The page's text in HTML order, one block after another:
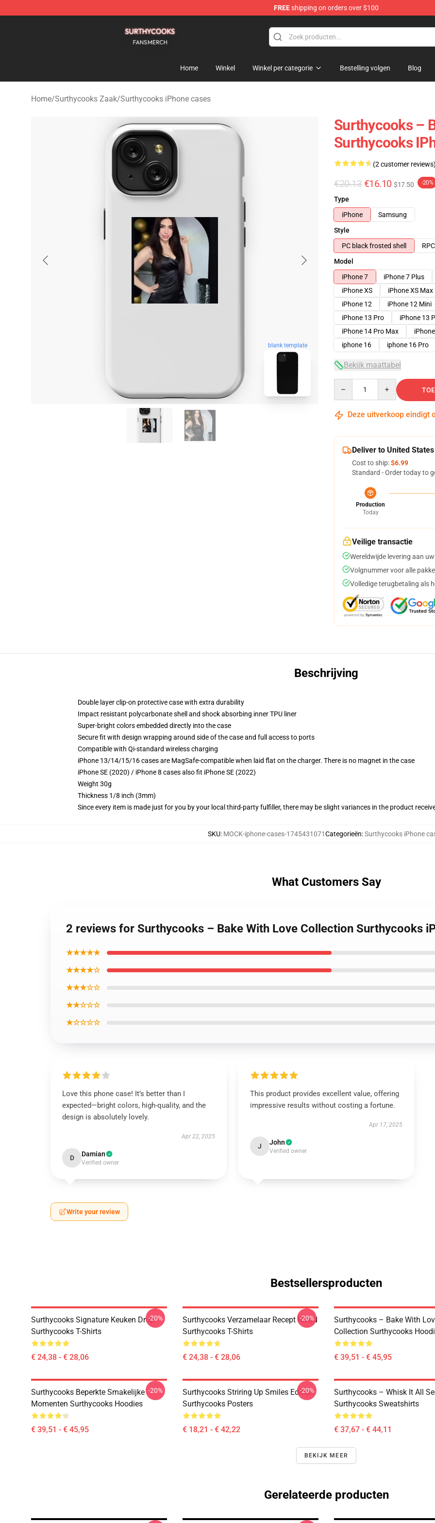
FREEshipping on orders over $100
Home Winkel Winkel per categorie Bestelling volgen Blog
Home/Surthycooks Zaak/Surthycooks iPhone cases
blank template
Surthycooks –
Surthycooks
(2 customer reviews)
€20.13 €16.10 $17.50 -20%
Type
iPhone
Samsung
Style
PC black frosted shell
Model
iPhone 7
iPhone 7 Plus
iPhone XS
iPhone XS Max
iPhone 12
iPhone 12 Mini
iPhone 13 Pro
iPhone 13
iPhone 14 Pro Max
iphone 16
iphone 16 Pro
Bekijk maattabel
Deze uitverkoop eindigt
Deliver to United States
Cost to ship:$6.99
Standard - Order today to
Production
Today
Veilige transactie
Wereldwijde levering aan
Volgnummer voor alle
Volledige terugbetaling als
Beschrijving
Double layer clip-on protective case with extra durability
Impact resistant polycarbonate shell and shock absorbing inner TPU liner
Super-bright colors embedded directly into the case
Secure fit with design wrapping around side of the case and full access to ports
Compatible with Qi-standard wireless charging
iPhone 13/14/15/16 cases are MagSafe-compatible when laid flat on the charger. There is no magnet in the case
iPhone SE (2020) / iPhone 8 cases also fit iPhone SE (2022)
Weight 30g
Thickness 1/8 inch (3mm)
Since every item is made just for you by your local third-party fulfiller, there may be slight variances in the product
SKU: MOCK-iphone-cases-1745431071Categorieën:Surthycooks iPhone
What Customers Say
2 reviews for Surthycooks – Bake With Love Collection Surthycooks
★★★★★
★★★★☆
★★★☆☆
★★☆☆☆
★☆☆☆☆
Love this phone case! It’s better than I
expected—bright colors, high-quality, and the
design is absolutely lovely.
Apr 22, 2025
D Damian
Verified owner
This product provides excellent value, offering
impressive results without costing a fortune.
Apr 17, 2025
J John
Verified owner
Write your review
Bestsellersproducten
Surthycooks Signature Keuken Drop
Surthycooks T-Shirts
€ 24,38 - € 28,06
-20%
Surthycooks Verzamelaar Recept Mood
Surthycooks T-Shirts
€ 24,38 - € 28,06
-20%
Surthycooks – Bake With
Collection Surthycooks
€ 39,51 - € 45,95
Surthycooks Beperkte Smakelijke
Momenten Surthycooks Hoodies
€ 39,51 - € 45,95
-20%
Surthycooks Striring Up Smiles Edition
Surthycooks Posters
€ 18,21 - € 42,22
-20%
Surthycooks – Whisk It All
Surthycooks Sweatshirts
€ 37,67 - € 44,11
BEKIJK MEER
Gerelateerde producten